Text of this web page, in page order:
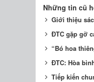
Những tin cũ
Giới thiệu
ĐTC gặp gỡ
“Bó hoa
ĐTC: Hòa
Tiếp kiến